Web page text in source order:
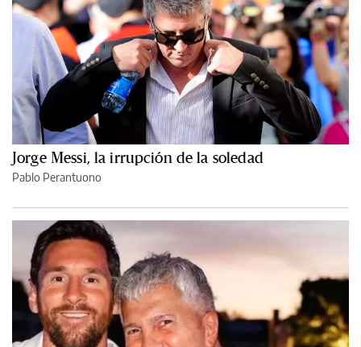
Jorge Messi, la irrupción de la soledad
Pablo Perantuono